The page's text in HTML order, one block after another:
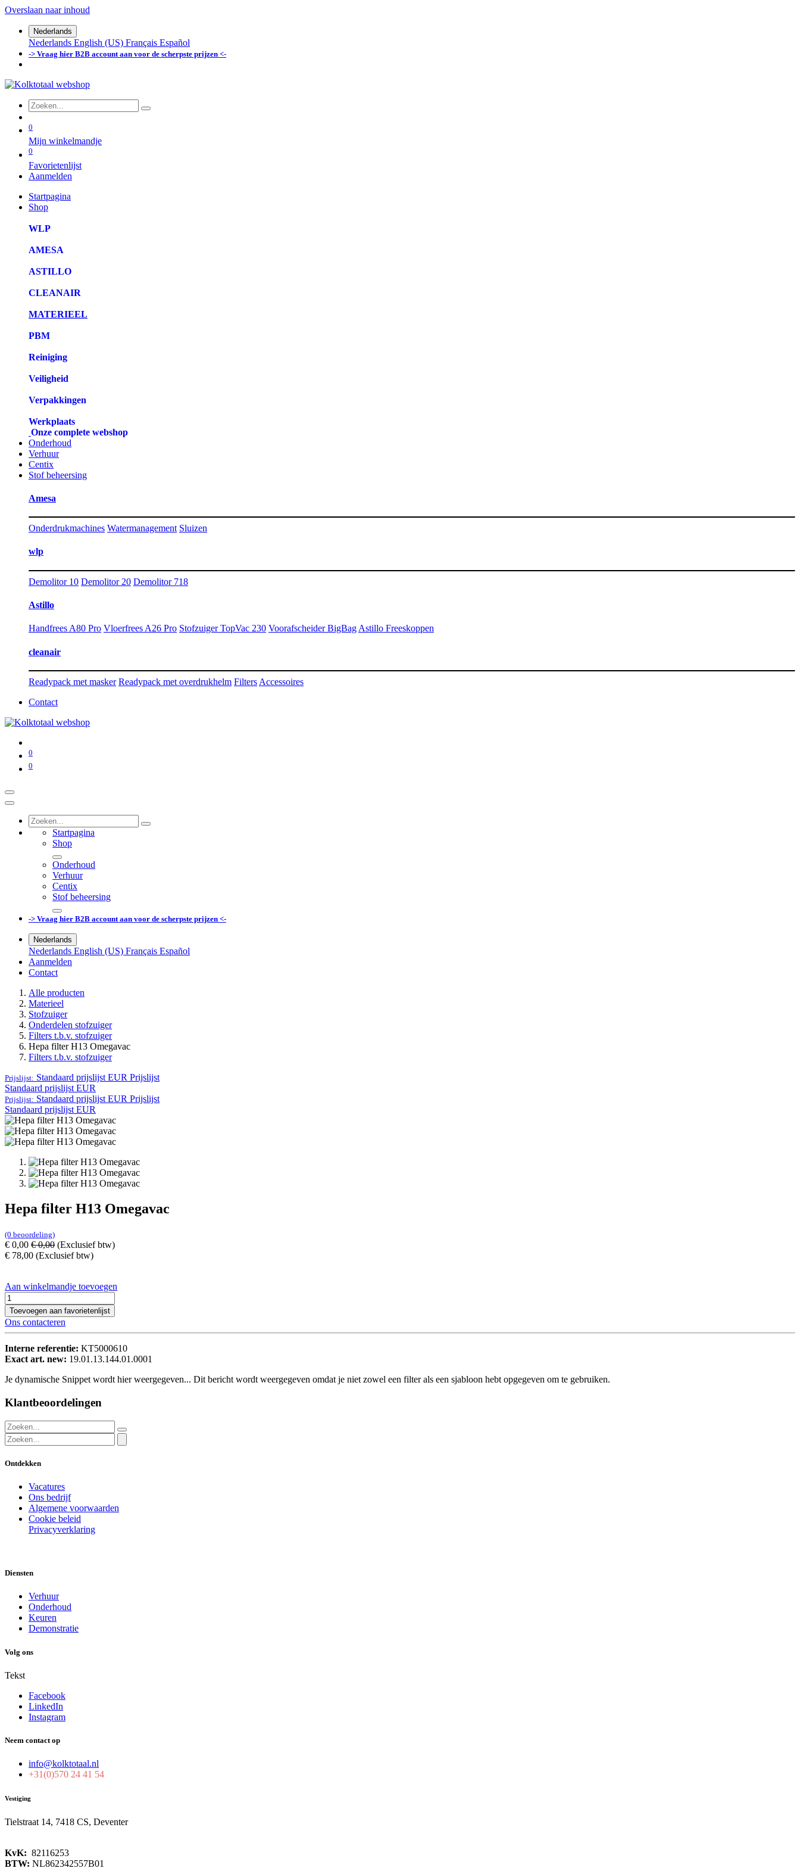
Overslaan naar inhoud
Nederlands
Nederlands English (US) Français Español
-> Vraag hier B2B account aan voor de scherpste prijzen <-
0
Mijn winkelmandje
0
Favorietenlijst
Aanmelden
Startpagina
Shop
WLP
AMESA
ASTILLO
CLEANAIR
MATERIEEL
PBM
Reiniging
Veiligheid
Verpakkingen
Werkplaats
Onze complete webshop
Onderhoud
Verhuur
Centix
Stof beheersing
Amesa
Onderdrukmachines Watermanagement Sluizen
wlp
Demolitor 10 Demolitor 20 Demolitor 718
Astillo
Handfrees A80 Pro Vloerfrees A26 Pro Stofzuiger TopVac 230 Voorafscheider BigBag Astillo Freeskoppen
cleanair
Readypack met masker Readypack met overdrukhelm Filters Accessoires
Contact
0
0
Startpagina
Shop
Onderhoud
Verhuur
Centix
Stof beheersing
-> Vraag hier B2B account aan voor de scherpste prijzen <-
Nederlands
Nederlands English (US) Français Español
Aanmelden
Contact
Alle producten
Materieel
Stofzuiger
Onderdelen stofzuiger
Filters t.b.v. stofzuiger
Hepa filter H13 Omegavac
Filters t.b.v. stofzuiger
Prijslijst: Standaard prijslijst EUR Prijslijst
Standaard prijslijst EUR
Prijslijst: Standaard prijslijst EUR Prijslijst
Standaard prijslijst EUR
Hepa filter H13 Omegavac
(0 beoordeling)
€ 0,00 €0,00 (Exclusief btw)
€ 78,00 (Exclusief btw)
Aan winkelmandje toevoegen
Toevoegen aan favorietenlijst
Ons contacteren
Interne referentie: KT5000610
Exact art. new: 19.01.13.144.01.0001
Je dynamische Snippet wordt hier weergegeven... Dit bericht wordt weergegeven omdat je niet zowel een filter als een sjabloon hebt opgegeven om te gebruiken.
Klantbeoordelingen
Ontdekken
Vacatures
Ons bedrijf
Algemene voorwaarden
Cookie beleid
Privacyverklaring
Diensten
Verhuur
Onderhoud
Keuren
Demonstratie
Volg ons
Tekst
Facebook
LinkedIn
Instagram
Neem contact op
info@kolktotaal.nl
+31(0)570 24 41 54
Vestiging
Tielstraat 14, 7418 CS, Deventer
KvK: 82116253
BTW: NL862342557B01